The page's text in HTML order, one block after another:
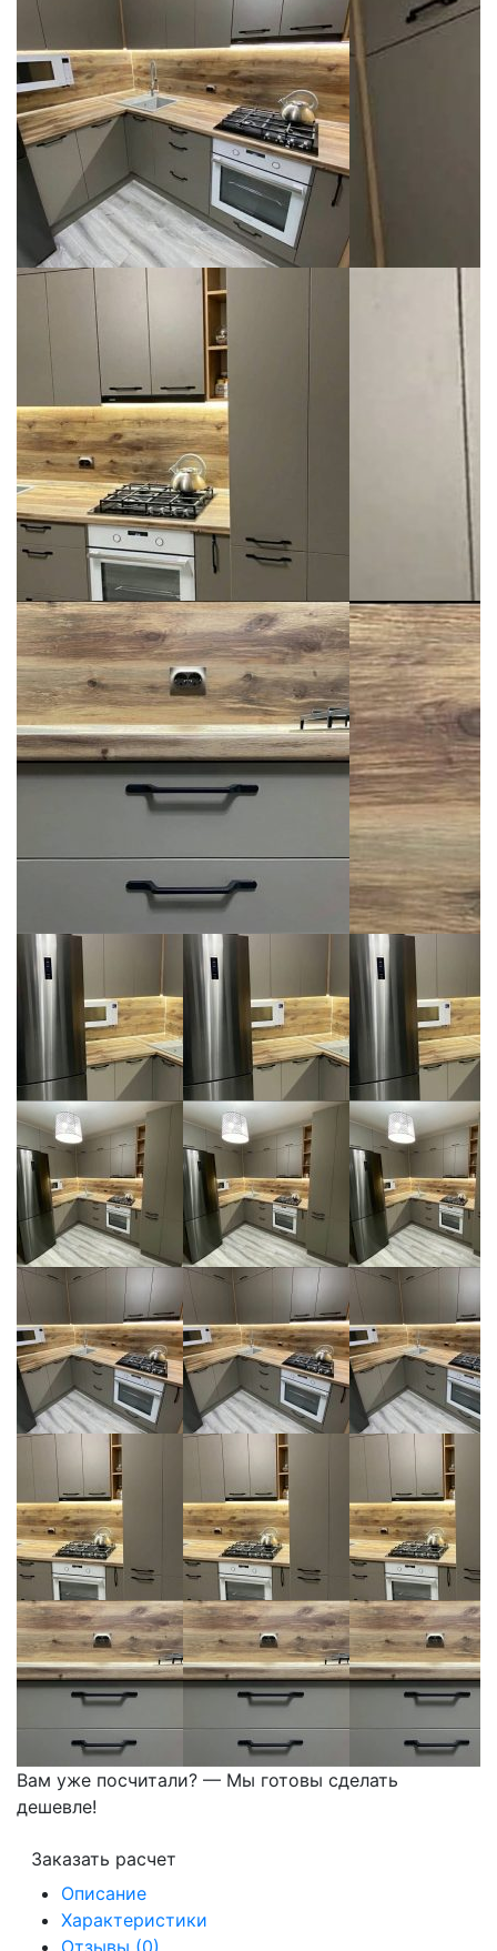
Вам уже посчитали? — Мы готовы сделать
дешевле!
Заказать расчет
Описание
Характеристики
Отзывы (0)